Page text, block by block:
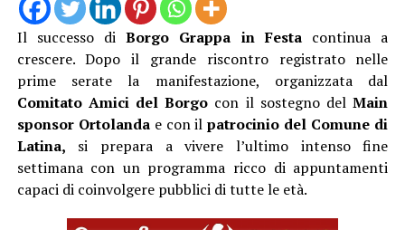
Il successo diBorgo Grappa in Festacontinua a
crescere. Dopo il grande riscontro registrato nelle
prime serate la manifestazione, organizzata dal
Comitato Amici del Borgo con il sostegno delMain
sponsor Ortolandae con ilpatrocinio del Comune di
Latina, si prepara a vivere l’ultimo intenso fine
settimana con un programma ricco di appuntamenti
capaci di coinvolgere pubblici di tutte le età.